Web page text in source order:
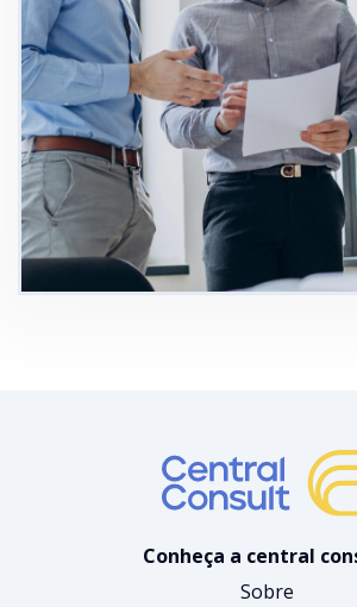
Conheça a central
Sobre